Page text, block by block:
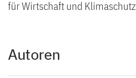
für Wirtschaft und
Autoren